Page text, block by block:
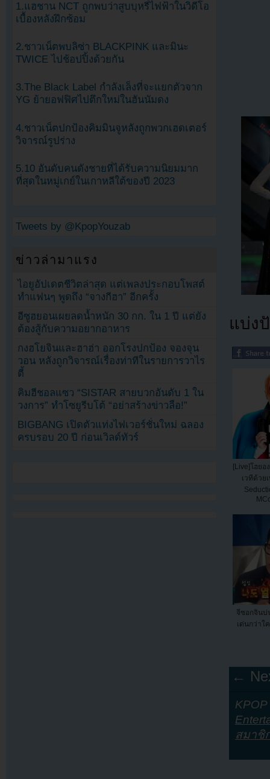
แบ่ง
[Live]โฮยอ
เวทีด้วย
จีซอกจินบ่
เด่นกว่าใ
←
สมาชิ
1.แฮชาน NCT ถูกพบว่าสูบบุหรี่ไฟฟ้าในวิดีโอ
เบื้องหลังฝึกซ้อม
2.ชาวเน็ตพบลิซ่า BLACKPINK และมินะ
TWICE ไปช้อปปิ้งด้วยกัน
3.The Black Label กำลังเล็งที่จะแยกตัวจาก
YG ย้ายอฟฟิศไปตึกใหม่ในฮันนัมดง
4.ชาวเน็ตปกป้องคิมมินจูหลังถูกพวกเฮดเตอร์
วิจารณ์รูปร่าง
5.10 อันดับคนดังชายที่ได้รับความนิยมมาก
ที่สุดในหมู่เกย์ในเกาหลีใต้ของปี 2023
Tweets by @KpopYouzab
ข่าวล่ามาแรง
ไอยูอัปเดตชีวิตล่าสุด แต่เพลงประกอบโพสต์
ทำแฟนๆ พูดถึง “จางกีฮา” อีกครั้ง
อีซูฮยอนเผยลดน้ำหนัก 30 กก. ใน 1 ปี แต่ยัง
ต้องสู้กับความอยากอาหาร
กงฮโยจินและฮาฮ่า ออกโรงปกป้อง จองจุน
วอน หลังถูกวิจารณ์เรื่องท่าทีในรายการวาไร
ตี้
คิมฮีชอลแซว “SISTAR สายบวกอันดับ 1 ใน
วงการ” ทำโซยูรีบโต้ “อย่าสร้างข่าวลือ!”
BIGBANG เปิดตัวแท่งไฟเวอร์ชั่นใหม่ ฉลอง
ครบรอบ 20 ปี ก่อนเวิลด์ทัวร์